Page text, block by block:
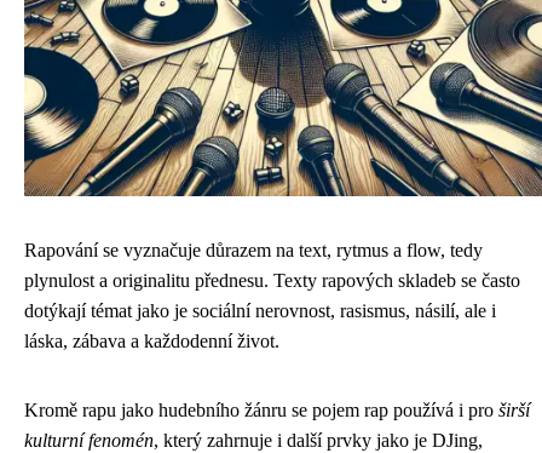
Rapování se vyznačuje důrazem na text, rytmus a flow, tedy
plynulost a originalitu přednesu. Texty rapových skladeb se často
dotýkají témat jako je sociální nerovnost, rasismus, násilí, ale i
láska, zábava a každodenní život.
Kromě rapu jako hudebního žánru se pojem rap používá i pro širší
kulturní fenomén, který zahrnuje i další prvky jako je DJing,